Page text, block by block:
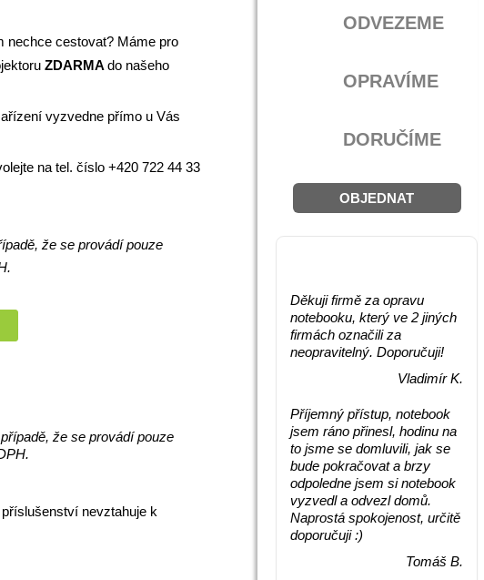
nechce cestovat? Máme pro
ZDARMA do našeho
vyzvedne přímo u Vás
na tel. číslo +420 722 44 33
že se provádí pouze
že se provádí pouze
nevztahuje k
ODVEZEME
OPRAVÍME
DORUČÍME
OBJEDNAT
Děkuji firmě za opravu
notebooku, který ve 2 jiných
firmách označili za
neopravitelný. Doporučuji!
Vladimír K.
Příjemný přístup, notebook
jsem ráno přinesl, hodinu na
to jsme se domluvili, jak se
bude pokračovat a brzy
odpoledne jsem si notebook
vyzvedl a odvezl domů.
Naprostá spokojenost, určitě
doporučuji :)
Tomáš B.